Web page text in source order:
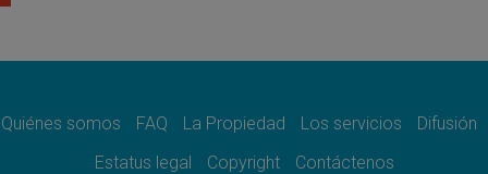
07.08.2026
07.08.2026
el compromiso del cristiano"
Quiénes somos FAQ La Propiedad Los servicios
Difusión
Estatus legal
Copyright Contáctenos